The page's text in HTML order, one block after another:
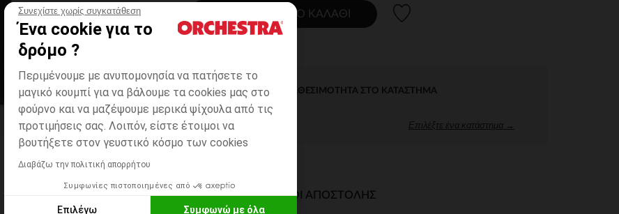
Συνεχίστε χωρίς συγκατάθεση
Ένα cookie για το
δρόμο ?
Περιμένουμε με ανυπομονησία να πατήσετε το
μαγικό κουμπί για να βάλουμε τα cookies μας στο
φούρνο και να μαζέψουμε μερικά ψίχουλα από τις
προτιμήσεις σας. Λοιπόν, είστε έτοιμοι να
βουτήξετε στον γευστικό κόσμο των cookies
Διαβάζω την πολιτική απορρήτου
Συμφωνίες πιστοποιημένες από
Επιλέγω Συμφωνώ με όλα
ΠΡΟΣΘΉΚΗ ΣΤΟ ΚΑΛΆΘΙ
ΆΜΕΣΗ ΔΙΑΘΕΣΙΜΌΤΗΤΑ ΣΤΟ ΚΑΤΆΣΤΗΜΑ
Επιλέξτε ένα κατάστημα →
ΔΙΑΘΈΣΙΜΟΙ ΤΡΌΠΟΙ ΑΠΟΣΤΟΛΉΣ